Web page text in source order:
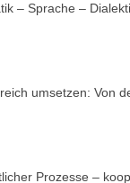
– Sprache –
umsetzen: Von
Prozesse –